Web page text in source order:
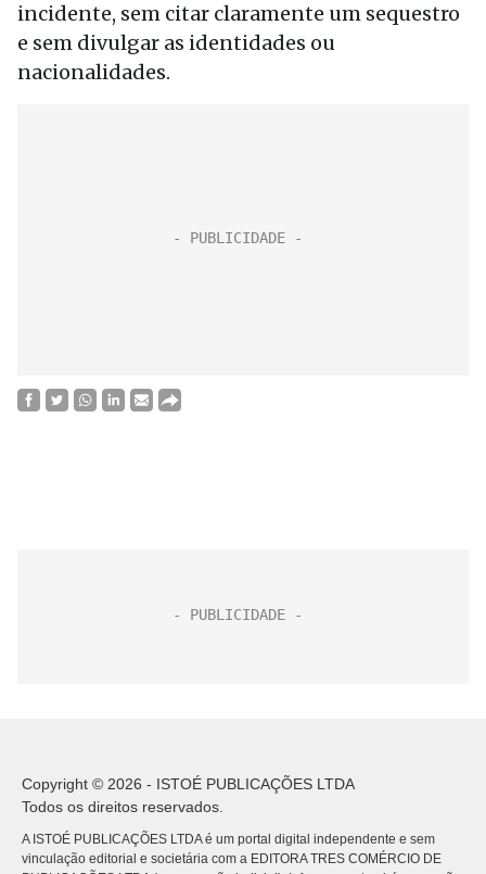
incidente, sem citar claramente um sequestro
e sem divulgar as identidades ou
nacionalidades.
Copyright © 2026 - ISTOÉ PUBLICAÇÕES LTDA
Todos os direitos reservados.
A ISTOÉ PUBLICAÇÕES LTDA é um portal digital independente e sem
vinculação editorial e societária com a EDITORA TRES COMÉRCIO DE